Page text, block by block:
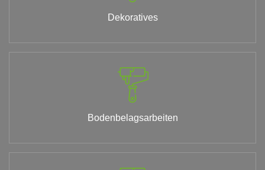
Dekoratives
Bodenbelagsarbeiten